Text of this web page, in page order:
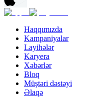
Haqqımızda
Kampaniyalar
Layihələr
Karyera
Xəbərlər
Bloq
Müştəri dəstəyi
Əlaqə